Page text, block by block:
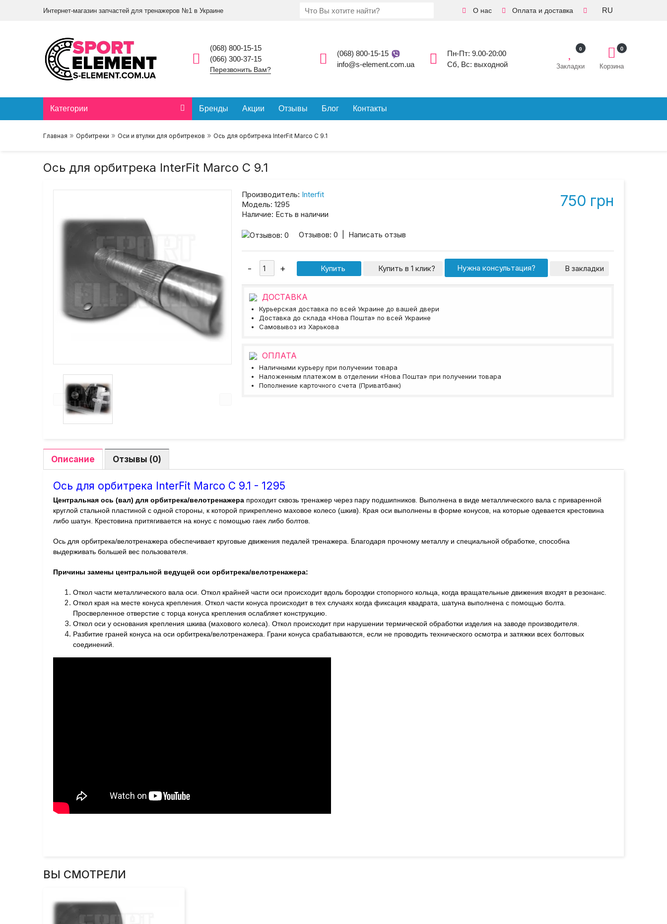
Интернет-магазин запчастей для тренажеров №1 в Украине О нас Оплата и доставка RU
(068) 800-15-15
(066) 300-37-15
Перезвонить Вам?
(068) 800-15-15
info@s-element.com.ua
Пн-Пт: 9.00-20:00
Сб, Вс: выходной
Закладки
0
Корзина
0
Категории Бренды Акции Отзывы Блог Контакты
Главная » Орбитреки » Оси и втулки для орбитреков » Ось для орбитрека InterFit Marco C 9.1
Ось для орбитрека InterFit Marco C 9.1
750 грн
Производитель: Interfit
Модель: 1295
Наличие: Есть в наличии
Отзывов: 0 Написать отзыв
Купить в 1 клик? Нужна консультация? В закладки
ДОСТАВКА
Курьерская доставка по всей Украине до вашей двери
Доставка до склада «Нова Пошта» по всей Украине
Самовывоз из Харькова
ОПЛАТА
Наличными курьеру при получении товара
Наложенным платежом в отделении «Нова Пошта» при получении товара
Пополнение карточного счета (Приватбанк)
Описание Отзывы (0)
Ось для орбитрека InterFit Marco C 9.1 - 1295
Центральная ось (вал) для орбитрека/велотренажера проходит сквозь тренажер через пару подшипников. Выполнена в виде металлического вала с приваренной
круглой стальной пластиной с одной стороны, к которой прикреплено маховое колесо (шкив). Края оси выполнены в форме конусов, на которые одевается крестовина
либо шатун. Крестовина притягивается на конус с помощью гаек либо болтов.
Ось для орбитрека/велотренажера обеспечивает круговые движения педалей тренажера. Благодаря прочному металлу и специальной обработке, способна
выдерживать большей вес пользователя.
Причины замены центральной ведущей оси орбитрека/велотренажера:
Откол части металлического вала оси. Откол крайней части оси происходит вдоль бороздки стопорного кольца, когда вращательные движения входят в резонанс.
Откол края на месте конуса крепления. Откол части конуса происходит в тех случаях когда фиксация квадрата, шатуна выполнена с помощью болта.
Просверленное отверстие с торца конуса крепления ослабляет конструкцию.
Откол оси у основания крепления шкива (махового колеса). Откол происходит при нарушении термической обработки изделия на заводе производителя.
Разбитие граней конуса на оси орбитрека/велотренажера. Грани конуса срабатываются, если не проводить технического осмотра и затяжки всех болтовых
соединений.
ВЫ СМОТРЕЛИ